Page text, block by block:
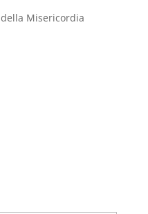
Misericordia